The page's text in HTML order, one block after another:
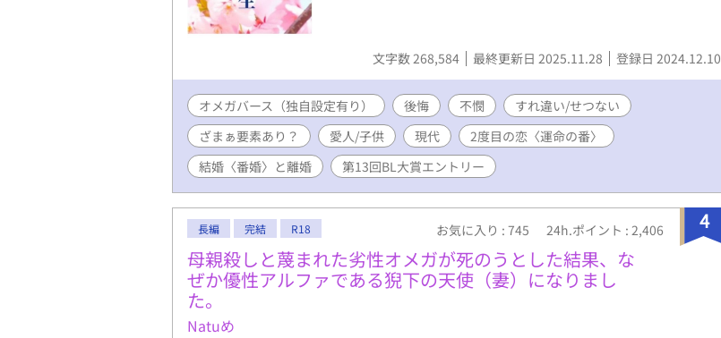
文字数 268,584 最終更新日 2025.11.28 登録日 2024.12.10
オメガバース（独自設定有り） 後悔 不憫
すれ違い/せつない
ざまぁ要素あり？
愛人/子供 現代
2度目の恋〈運命の番〉
結婚〈番婚〉と離婚
第13回BL大賞エントリー
4
長編 完結 R18 お気に入り : 745 24h.ポイント : 2,406
母親殺しと蔑まれた劣性オメガが死のうとした結果、な
ぜか優性アルファである猊下の天使（妻）になりまし
た。
Natuめ